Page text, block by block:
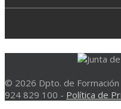
© 2026 Dpto. de Formación
924 829 100 - Política de